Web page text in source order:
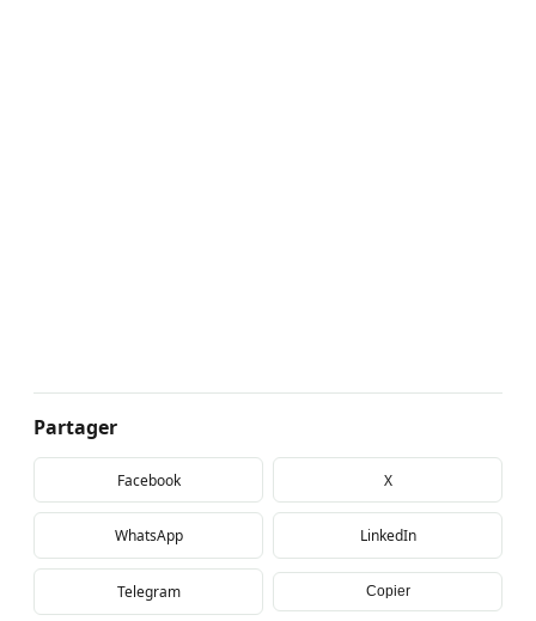
Partager
Facebook X
WhatsApp LinkedIn
Telegram Copier